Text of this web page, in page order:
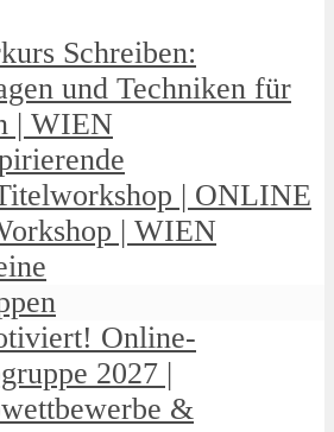
Schreiben:
und Techniken für
| WIEN
| ONLINE
| WIEN
Online-
2027 |
&